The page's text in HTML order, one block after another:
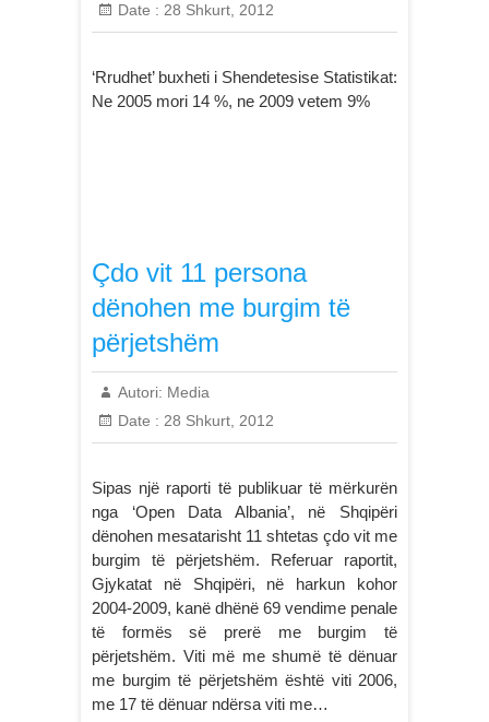
Date : 28 Shkurt, 2012
‘Rrudhet’ buxheti i Shendetesise Statistikat:
Ne 2005 mori 14 %, ne 2009 vetem 9%
Çdo vit 11 persona
dënohen me burgim të
përjetshëm
Autori: Media
Date : 28 Shkurt, 2012
Sipas një raporti të publikuar të mërkurën
nga ‘Open Data Albania’, në Shqipëri
dënohen mesatarisht 11 shtetas çdo vit me
burgim të përjetshëm. Referuar raportit,
Gjykatat në Shqipëri, në harkun kohor
2004-2009, kanë dhënë 69 vendime penale
të formës së prerë me burgim të
përjetshëm. Viti më me shumë të dënuar
me burgim të përjetshëm është viti 2006,
me 17 të dënuar ndërsa viti me…